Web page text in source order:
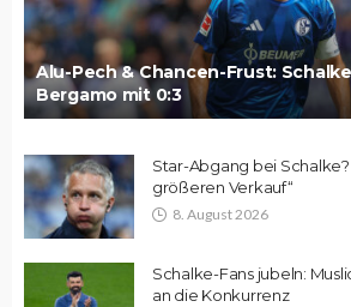
Alu-Pech & Chancen-Frust:
Bergamo mit 0:3
Star-Abgang bei
größeren Verkauf“
8. August 2026
Schalke-Fans jubeln:
an die Konkurrenz